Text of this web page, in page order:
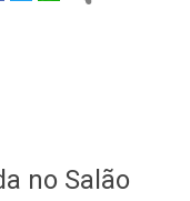
no Salão